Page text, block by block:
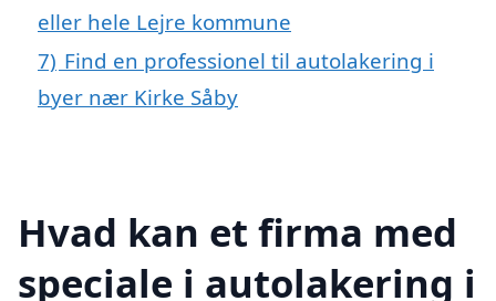
eller hele Lejre kommune
7) Find en professionel til autolakering i
byer nær Kirke Såby
Hvad kan et firma med
speciale i autolakering i